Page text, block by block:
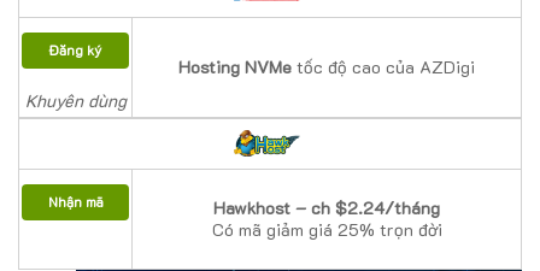
Đăng ký
Khuyên dùng
Hosting NVMe tốc độ cao của AZDigi
Nhận mã
Hawkhost – ch $2.24/tháng
Có mã giảm giá 25% trọn đời